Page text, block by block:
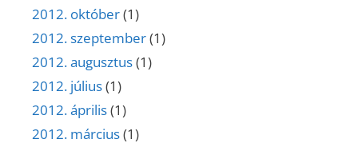
2012. október(1)
2012. szeptember(1)
2012. augusztus(1)
2012. július(1)
2012. április(1)
2012. március(1)